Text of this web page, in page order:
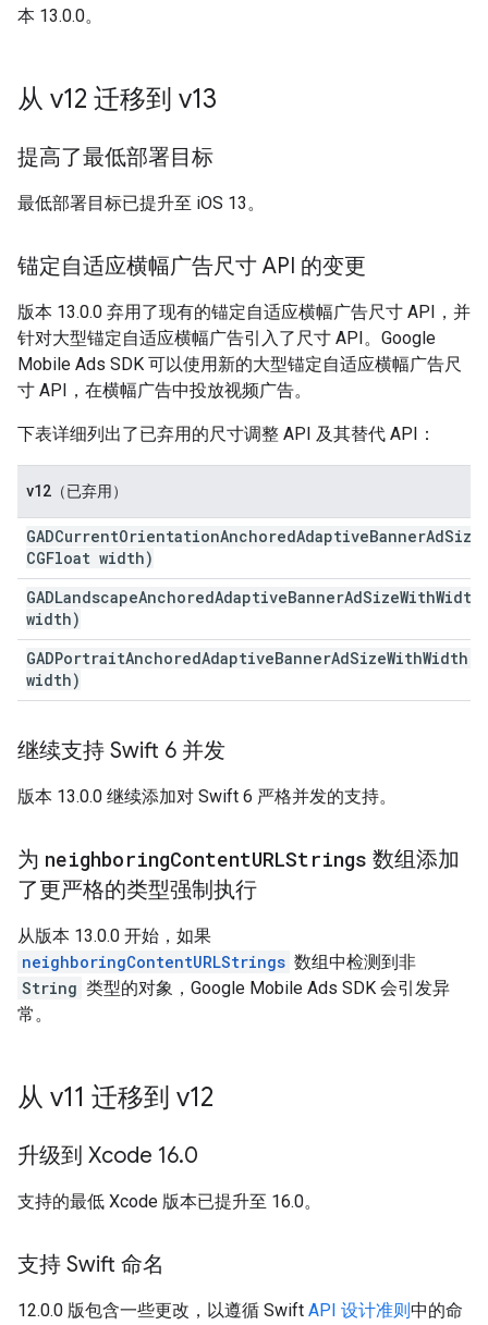
本 13.0.0。
从 v12 迁移到 v13
提高了最低部署目标
最低部署目标已提升至 iOS 13。
锚定自适应横幅广告尺寸 API 的变更
版本 13.0.0 弃用了现有的锚定自适应横幅广告尺寸 API，并
针对大型锚定自适应横幅广告引入了尺寸 API。 Google
Mobile Ads SDK 可以使用新的大型锚定自适应横幅广告尺
寸 API，在横幅广告中投放视频广告。
下表详细列出了已弃用的尺寸调整 API 及其替代 API：
v12（已弃用）
CGFloat width)
width)
GADPortraitAnchoredAdaptiveBannerAdSizeWithWidth(
width)
继续支持 Swift 6 并发
版本 13.0.0 继续添加对 Swift 6 严格并发的支持。
为 neighboringContentURLStrings 数组添加
了更严格的类型强制执行
从版本 13.0.0 开始，如果
neighboringContentURLStrings 数组中检测到非
String 类型的对象， Google Mobile Ads SDK 会引发异
常。
从 v11 迁移到 v12
升级到 Xcode 16.0
支持的最低 Xcode 版本已提升至 16.0。
支持 Swift 命名
12.0.0 版包含一些更改，以遵循 Swift API 设计准则中的命